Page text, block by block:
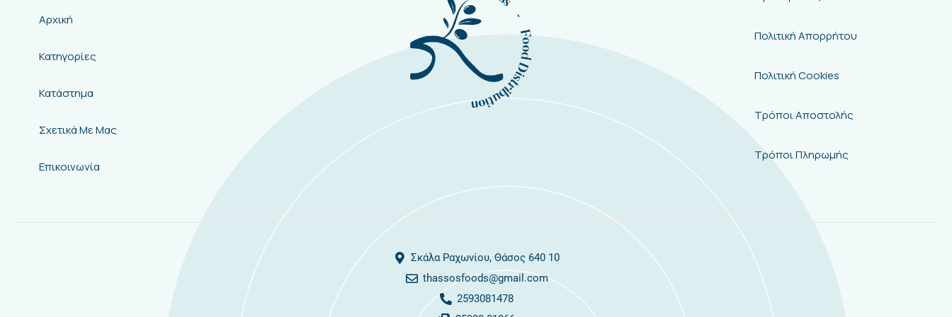
Αρχική
Κατηγορίες
Κατάστημα
Σχετικά Με Μας
Επικοινωνία
Πολιτική Απορρήτου
Πολιτική Cookies
Τρόποι Αποστολής
Τρόποι Πληρωμής
Σκάλα Ραχωνίου, Θάσος 640 10
thassosfoods@gmail.com
2593081478